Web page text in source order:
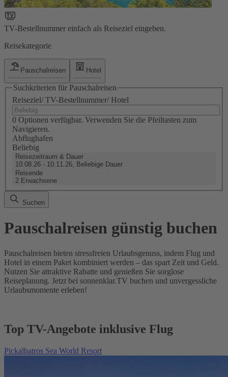
TV-Bestellnummer einfach als Reiseziel eingeben.
Reisekategorie
Pauschalreisen Hotel
Suchkriterien für Pauschalreisen
Reiseziel/ TV-Bestellnummer/ Hotel
0 Optionen verfügbar. Verwenden Sie die Pfeiltasten zum
Navigieren.
Abflughafen
Beliebig
Reisezeitraum & Dauer
10.08.26 - 10.11.26, Beliebige Dauer
Reisende
2 Erwachsene
Suchen
Pauschalreisen günstig buchen
Pauschalreisen bieten stressfreien Urlaubsgenuss, indem Flug und
Hotel in einem Paket kombiniert werden – das spart Zeit und Geld.
Nutzen Sie attraktive Rabatte und genießen Sie sorglose
Reiseplanung. Jetzt bei sonnenklar.TV buchen und unvergessliche
Urlaubsmomente erleben!
Top TV-Angebote inklusive Flug
Pickalbatros Sea World Resort